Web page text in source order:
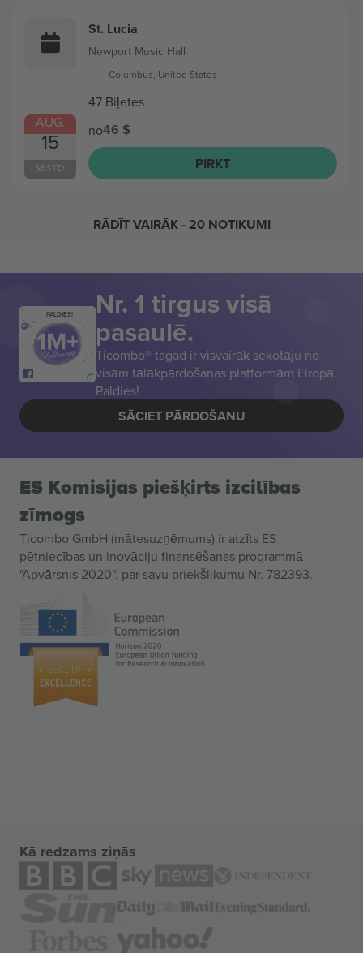
AUG.
15
SESTD.
St. Lucia
Newport Music Hall
Columbus, United States
47 Biļetes
no46 $
PIRKT
RĀDĪT VAIRĀK- 20 NOTIKUMI
PALDIES! Nr. 1 tirgus visā
pasaulē.
Ticombo® tagad ir visvairāk sekotāju no
visām tālākpārdošanas platformām Eiropā.
Paldies!
SĀCIET PĀRDOŠANU
ES Komisijas piešķirts izcilības
zīmogs
Ticombo GmbH (mātesuzņēmums) ir atzīts ES
pētniecības un inovāciju finansēšanas programmā
"Apvārsnis 2020", par savu priekšlikumu Nr. 782393.
Kā redzams ziņās